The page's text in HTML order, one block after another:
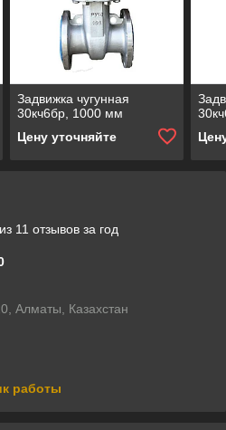
Задвижка чугунная
30кч6бр, 1000 мм
Цену уточняйте
11 отзывов за год
Алматы, Казахстан
работы